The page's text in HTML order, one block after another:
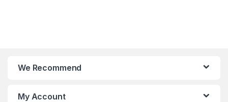
We Recommend
My Account